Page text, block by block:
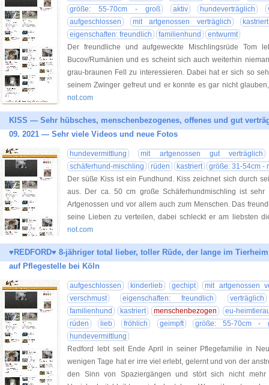
größe: 55-70cm - groß
aktiv hundeverträglich
aufgeschlossen
mit artgenossen verträglich
kastriert
eigenschaften: freundlich
familienhund
entwurmt
Der freundliche und aufgeweckte Mischlingsrüde Tom
Bucov/Rumänien und es scheint sich auch weiterhin
grau-braunen Fell zu interessieren. Dabei hat er sich so
seinem Zwinger gefreut und er konnte es gar nicht
not.com
KISS — Sehr hübsches, menschenbezogenes, offenes und gut
09. 2021 — Sehr viele Videos und neue Fotos
hundevermittlung
mit artgenossen gut verträglich
schäferhund-mischling
rüden kastriert
größe: 31-54cm -
Der süße Kiss ist ein Fundhund. Kiss zeichnet sich durch
aus. Der ca. 50 cm große Schäferhundmischling ist
Artgenossen und vor allem auch zum Menschen. Das
seine Lieben zu verteilen, dabei schleckt er am liebsten
not.com
♥REDFORD♥ 8-jähriger total lieber, toller Rüde, der lange im
auf Pflegestelle bei Köln
aufgeschlossen kinderlieb gechipt
mit artgenossen
verschmust
eigenschaften: freundlich
verträglich
familienhund
kastriert menschenbezogen
eu-
rüden
lieb fröhlich geimpft
größe: 55-70cm -
hundevermittlung
Redford lebt seit Ende April in seiner Pflegefamilie in
wenigen Tage hat er irre viel erlebt, gelernt und von der
den Sinn von Spaziergängen und stört sich nicht mehr